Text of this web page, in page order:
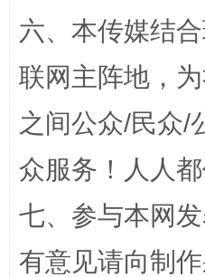
这是一记警钟！
六、本传媒结
联网主阵地，
之间公众/民众/
众服务！人人都
七、参与本网
有意见请向制